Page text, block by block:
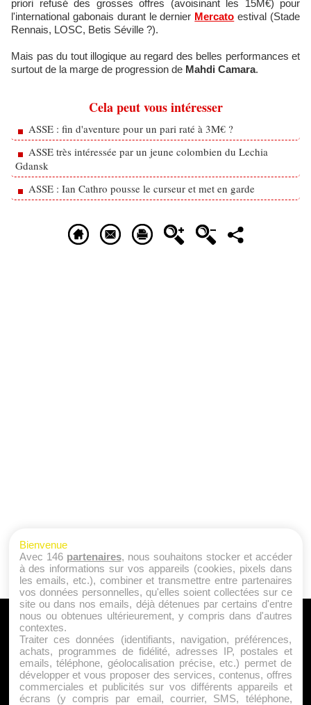
priori refusé des grosses offres (avoisinant les 15M€) pour
l'international gabonais durant le dernier Mercato estival (Stade
Rennais, LOSC, Betis Séville ?).
Mais pas du tout illogique au regard des belles performances et
surtout de la marge de progression de Mahdi Camara.
Cela peut vous intéresser
ASSE : fin d'aventure pour un pari raté à 3M€ ?
ASSE très intéressée par un jeune colombien du Lechia
Gdansk
ASSE : Ian Cathro pousse le curseur et met en garde
A PROPOS
Qui sommes nous ?
Mentions Légales
Publicité
Politique de Cookies
Bienvenue
Avec 146 partenaires, nous souhaitons stocker et accéder
à des informations sur vos appareils (cookies, pixels dans
les emails, etc.), combiner et transmettre entre partenaires
vos données personnelles, qu'elles soient collectées sur ce
site ou dans nos emails, déjà détenues par certains d'entre
nous ou obtenues ultérieurement, y compris dans d'autres
contextes.
Traiter ces données (identifiants, navigation, préférences,
achats, programmes de fidélité, adresses IP, postales et
emails, téléphone, géolocalisation précise, etc.) permet de
développer et vous proposer des services, contenus, offres
commerciales et publicités sur vos différents appareils et
écrans (y compris par email, courrier, SMS, téléphone,